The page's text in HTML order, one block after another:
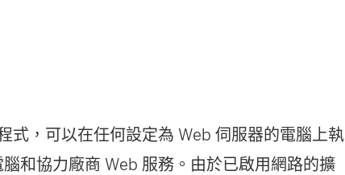
式，可以在任何設定為 Web 伺服器的電腦上執
和協力廠商 Web 服務。由於已啟用網路的擴